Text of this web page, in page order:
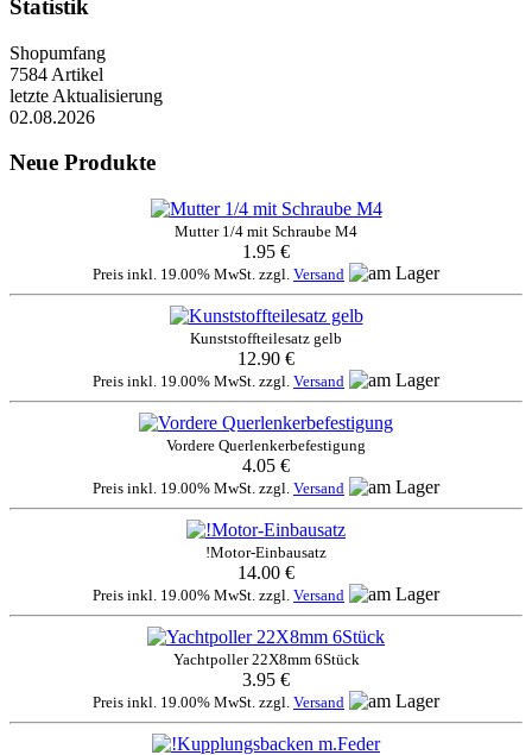
Statistik
Shopumfang
7584 Artikel
letzte Aktualisierung
02.08.2026
Neue Produkte
Mutter 1/4 mit Schraube M4
1.95 €
Preis inkl. 19.00% MwSt. zzgl. Versand
Kunststoffteilesatz gelb
12.90 €
Preis inkl. 19.00% MwSt. zzgl. Versand
Vordere Querlenkerbefestigung
4.05 €
Preis inkl. 19.00% MwSt. zzgl. Versand
!Motor-Einbausatz
14.00 €
Preis inkl. 19.00% MwSt. zzgl. Versand
Yachtpoller 22X8mm 6Stück
3.95 €
Preis inkl. 19.00% MwSt. zzgl. Versand